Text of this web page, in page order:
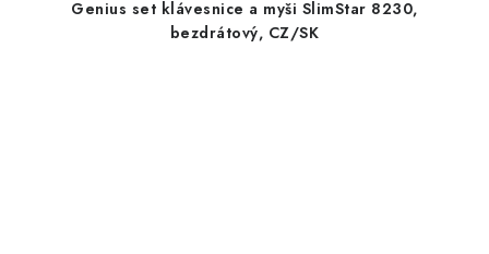
Genius set klávesnice a myši SlimStar 8230,
bezdrátový, CZ/SK